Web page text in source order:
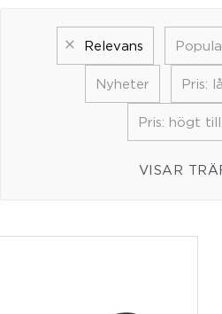
Relevans
Nyheter Pris:
Pris: högt
VISAR